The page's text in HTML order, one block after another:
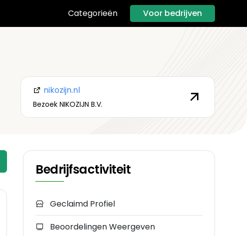
Categorieën Voor bedrijven
nikozijn.nl
Bezoek NIKOZIJN B.V.
Bedrijfsactiviteit
Geclaimd Profiel
Beoordelingen Weergeven